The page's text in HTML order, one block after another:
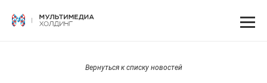
Вернуться к списку новостей